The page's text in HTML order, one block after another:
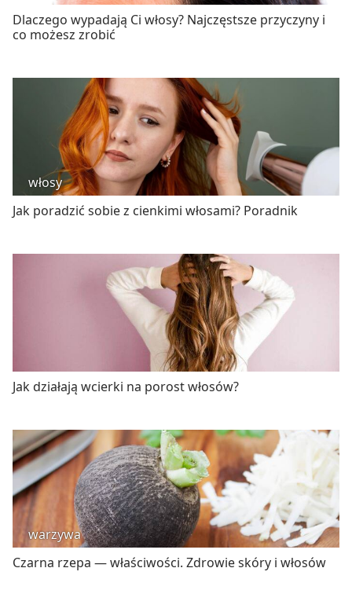
Dlaczego wypadają Ci włosy? Najczęstsze przyczyny i
co możesz zrobić
włosy
Jak poradzić sobie z cienkimi włosami? Poradnik
Jak działają wcierki na porost włosów?
warzywa
Czarna rzepa — właściwości. Zdrowie skóry i włosów